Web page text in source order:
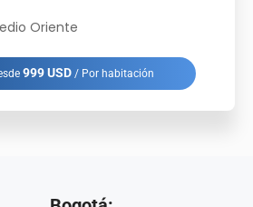
Oriente
999 USD/ Por habitación